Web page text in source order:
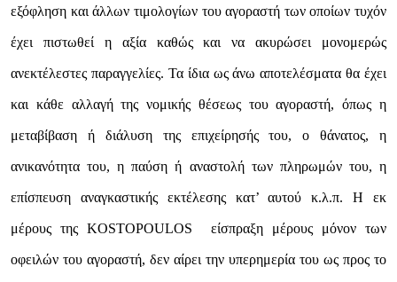
εξόφληση και άλλων τιμολογίων του αγοραστή των οποίων τυχόν
έχει πιστωθεί η αξία καθώς και να ακυρώσει μονομερώς
ανεκτέλεστες παραγγελίες. Τα ίδια ως άνω αποτελέσματα θα έχει
και κάθε αλλαγή της νομικής θέσεως του αγοραστή, όπως η
μεταβίβαση ή διάλυση της επιχείρησής του, ο θάνατος, η
ανικανότητα του, η παύση ή αναστολή των πληρωμών του, η
επίσπευση αναγκαστικής εκτέλεσης κατ’ αυτού κ.λ.π. Η εκ
μέρους της KOSTOPOULOS είσπραξη μέρους μόνον των
οφειλών του αγοραστή, δεν αίρει την υπερημερία του ως προς το